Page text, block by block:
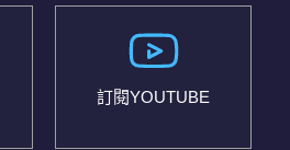
訂閱YOUTUBE